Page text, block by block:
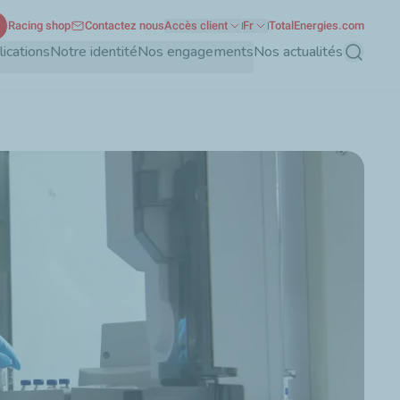
Notre identitéNos engagementsNos actualités
Racing shop Contactez nousAccès client Fr TotalEnergies.com